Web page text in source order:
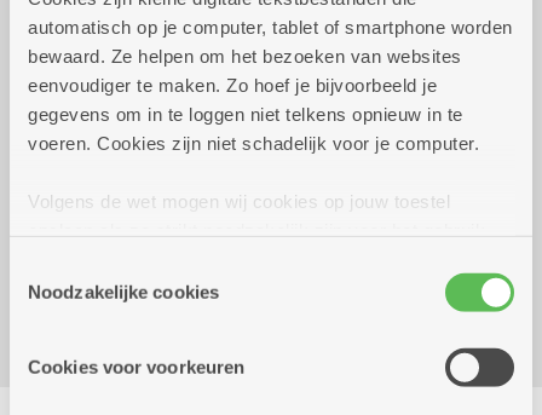
automatisch op je computer, tablet of smartphone worden
bewaard. Ze helpen om het bezoeken van websites
eenvoudiger te maken. Zo hoef je bijvoorbeeld je
gegevens om in te loggen niet telkens opnieuw in te
voeren. Cookies zijn niet schadelijk voor je computer.
Volgens de wet mogen wij cookies op jouw toestel
cookies hebben we jouw toestemming nodig. Sommige
cookies worden geplaatst door derde partijen die een
informatie over jouw (geanonimiseerd) gebruik van onze
Noodzakelijke cookies
Cookies voor voorkeuren
dinsdag 13 oktober 202615.30 uur tot 15.30 uur
4 euro
Inschrijven noodzakelijk
Reserveer vervoer
Lodewijk van Berckenlaan 361 G 01